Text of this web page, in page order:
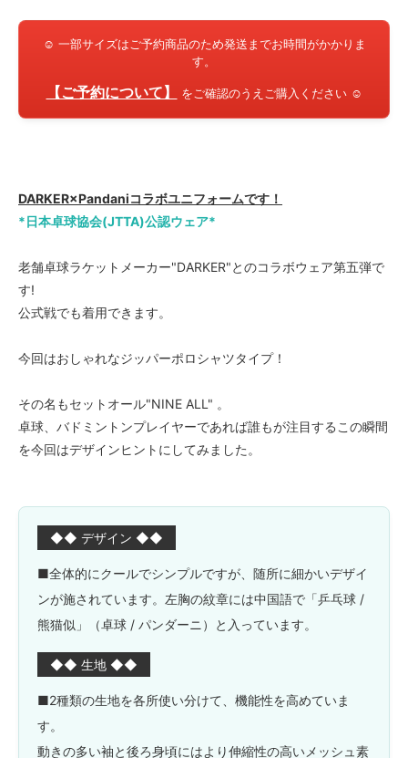
☺ 一部サイズはご予約商品のため発送までお時間がかかりま
す。
【ご予約について】 をご確認のうえご購入ください ☺
DARKER×Pandaniコラボユニフォームです！
*日本卓球協会(JTTA)公認ウェア*
老舗卓球ラケットメーカー"DARKER"とのコラボウェア第五弾で
す!
公式戦でも着用できます。
今回はおしゃれなジッパーポロシャツタイプ！
その名もセットオール"NINE ALL" 。
卓球、バドミントンプレイヤーであれば誰もが注目するこの瞬間
を今回はデザインヒントにしてみました。
◆◆ デザイン ◆◆
■全体的にクールでシンプルですが、随所に細かいデザイ
ンが施されています。左胸の紋章には中国語で「乒乓球 /
熊猫似」（卓球 / パンダーニ）と入っています。
◆◆ 生地 ◆◆
■2種類の生地を各所使い分けて、機能性を高めていま
す。
動きの多い袖と後ろ身頃にはより伸縮性の高いメッシュ素